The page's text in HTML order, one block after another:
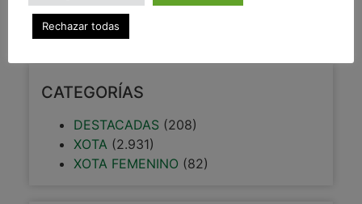
9 enero, 2015
CATEGORÍAS
DESTACADAS (208)
XOTA (2.931)
XOTA FEMENINO (82)
Rechazar todas